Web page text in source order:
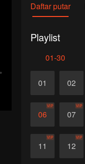
Daftar putar
Playlist
01-30
01 02
06
VIP
07
VIP
11
VIP
12
VIP